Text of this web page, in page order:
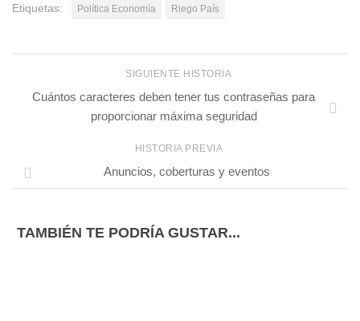
Etiquetas: Política Economía Riego País
SIGUIENTE HISTORIA
Cuántos caracteres deben tener tus contraseñas para
proporcionar máxima seguridad
HISTORIA PREVIA
Anuncios, coberturas y eventos
TAMBIÉN TE PODRÍA GUSTAR...